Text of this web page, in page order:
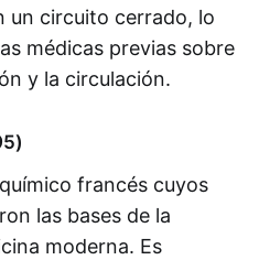
un circuito cerrado, lo
médicas previas sobre
y la circulación.
francés cuyos
las bases de la
moderna. Es